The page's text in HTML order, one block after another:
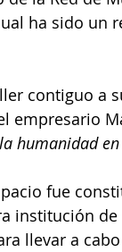
ha sido
contiguo a
empresario
humanidad
fue
institución
llevar a